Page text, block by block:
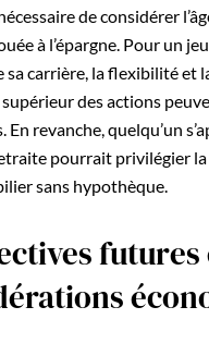
de considérer
à l’épargne. Pour un
sa carrière, la flexibilité et
des actions
revanche, quelqu’un
pourrait privilégier la
sans hypothèque.
futures